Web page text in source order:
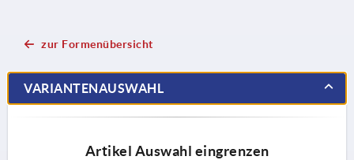
zur Formenübersicht
VARIANTENAUSWAHL
Artikel Auswahl eingrenzen